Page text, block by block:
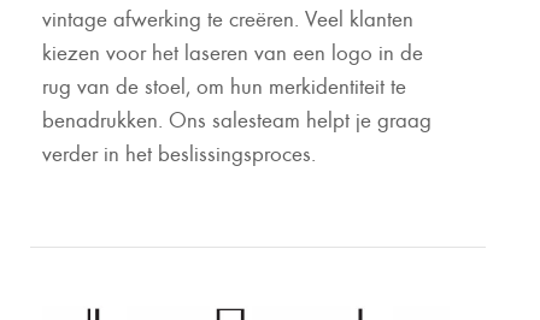
vintage afwerking te creëren. Veel klanten
kiezen voor het laseren van een logo in de
rug van de stoel, om hun merkidentiteit te
benadrukken. Ons salesteam helpt je graag
verder in het beslissingsproces.